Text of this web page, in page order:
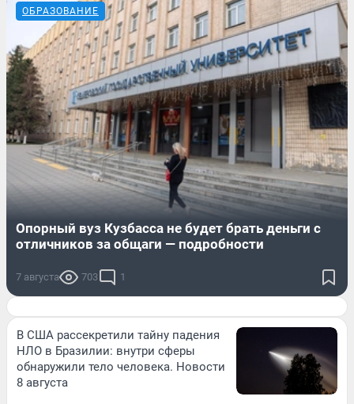
ОБРАЗОВАНИЕ
Опорный вуз Кузбасса не будет брать деньги с
отличников за общаги — подробности
7 августа 703 1
В США рассекретили тайну падения
НЛО в Бразилии: внутри сферы
обнаружили тело человека. Новости
8 августа